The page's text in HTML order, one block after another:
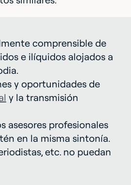
comprensible de
e ilíquidos alojados a
y oportunidades de
y la transmisión
asesores profesionales
en la misma sintonía.
etc. no puedan